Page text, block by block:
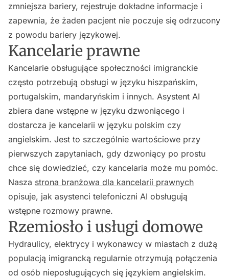
zmniejsza bariery, rejestruje dokładne informacje i
zapewnia, że żaden pacjent nie poczuje się odrzucony
z powodu bariery językowej.
Kancelarie prawne
Kancelarie obsługujące społeczności imigranckie
często potrzebują obsługi w języku hiszpańskim,
portugalskim, mandaryńskim i innych. Asystent AI
zbiera dane wstępne w języku dzwoniącego i
dostarcza je kancelarii w języku polskim czy
angielskim. Jest to szczególnie wartościowe przy
pierwszych zapytaniach, gdy dzwoniący po prostu
chce się dowiedzieć, czy kancelaria może mu pomóc.
Nasza strona branżowa dla kancelarii prawnych
opisuje, jak asystenci telefoniczni AI obsługują
wstępne rozmowy prawne.
Rzemiosło i usługi domowe
Hydraulicy, elektrycy i wykonawcy w miastach z dużą
populacją imigrancką regularnie otrzymują połączenia
od osób nieposługujących się językiem angielskim.